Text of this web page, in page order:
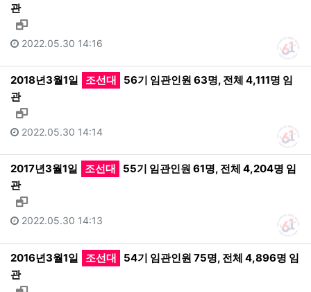
관
새창으로 보기
2022.05.30 14:16
2018년3월1일 조선대
56기 임관인원 63명, 전체 4,111명 임
관
새창으로 보기
2022.05.30 14:14
2017년3월1일 조선대
55기 임관인원 61명, 전체 4,204명 임
관
새창으로 보기
2022.05.30 14:13
2016년3월1일 조선대
54기 임관인원 75명, 전체 4,896명 임
관